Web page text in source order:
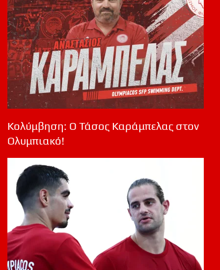
Κολύμβηση: Ο Τάσος Καράμπελας στον
Ολυμπιακό!